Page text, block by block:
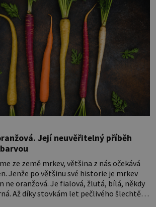
Její neuvěřitelný příběh
ze země mrkev, většina z nás očekává
Jenže po většinu své historie je mrkev
ne oranžová. Je fialová, žlutá, bílá, někdy
Až díky stovkám let pečlivého šlechtění